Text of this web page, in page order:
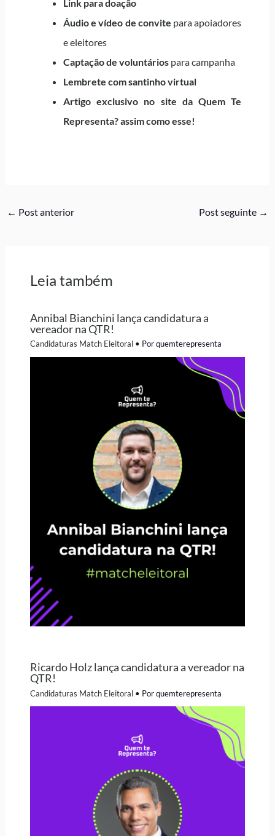
Link para doação
Áudio e vídeo de convite para apoiadores
e eleitores
Captação de voluntáriospara campanha
Lembrete com santinho virtual
Artigo exclusivo no site da Quem Te
Representa? assim como esse!
← Post anterior Post seguinte →
Leia também
Annibal Bianchini lança candidatura a
vereador na QTR!
Candidaturas Match Eleitoral• Porquemterepresenta
Ricardo Holz lança candidatura a vereador na
QTR!
Candidaturas Match Eleitoral• Porquemterepresenta